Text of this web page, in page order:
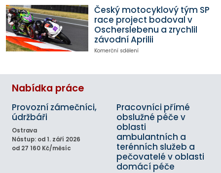
Český motocyklový tým SP
race project bodoval v
Oscherslebenu a zrychlil
závodní Aprilii
Komerční sdělení
Nabídka práce
Provozní zámečníci,
údržbáři
Ostrava
Nástup: od 1. září 2026
od 27 160 Kč/měsíc
Pracovníci přímé
obslužné péče v
oblasti
ambulantních a
terénních služeb a
pečovatelé v oblasti
domácí péče